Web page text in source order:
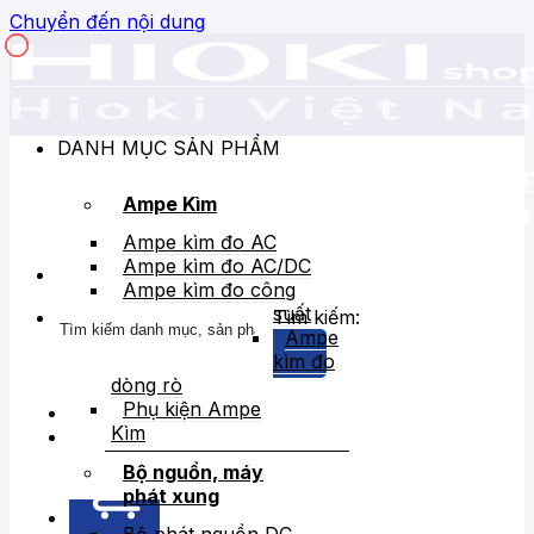
Chuyển đến nội dung
Tìm kiếm:
DANH MỤC SẢN PHẨM
Ampe Kìm
Ampe kìm đo AC
Ampe kìm đo AC/DC
Ampe kìm đo công
suất
Ampe
kìm đo
dòng rò
Phụ kiện Ampe
Kìm
Bộ nguồn, máy
phát xung